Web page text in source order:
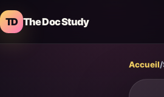
TD The Doc Study
Accueil/